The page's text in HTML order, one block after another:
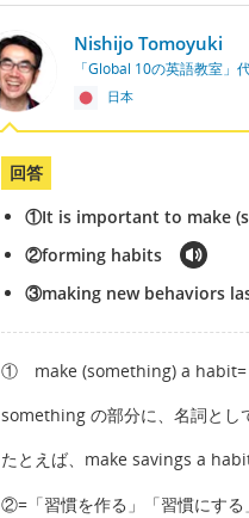
Nishijo Tomoyuki
「Global 10の英語教室」
日本
回答
①It is important to make
②forming habits
③making new behaviors
① make (something) a habit=
something の部分に、名詞とし
たとえば、make savings a
②=「習慣を作る」「習慣にする